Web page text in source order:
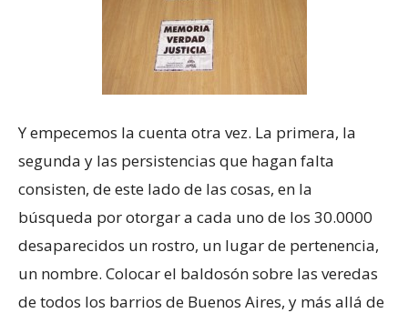
Y empecemos la cuenta otra vez. La primera, la
segunda y las persistencias que hagan falta
consisten, de este lado de las cosas, en la
búsqueda por otorgar a cada uno de los 30.0000
desaparecidos un rostro, un lugar de pertenencia,
un nombre. Colocar el baldosón sobre las veredas
de todos los barrios de Buenos Aires, y más allá de